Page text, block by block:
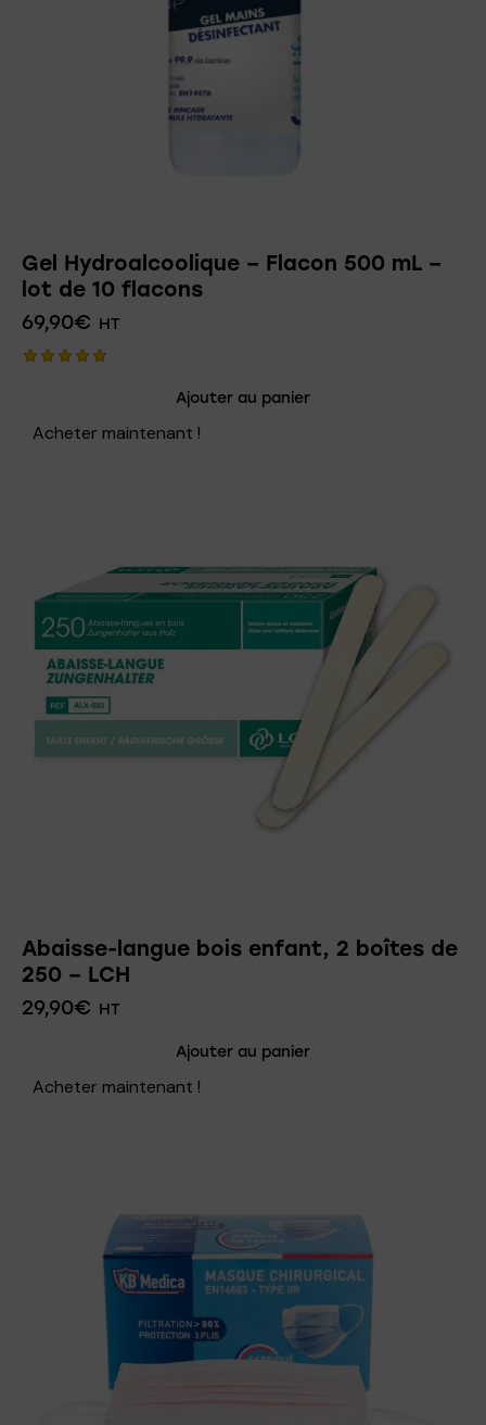
Gel Hydroalcoolique – Flacon 500 mL –
lot de 10 flacons
69,90€ HT
Ajouter au panier
Acheter maintenant !
Abaisse-langue bois enfant, 2 boîtes de
250 – LCH
29,90€ HT
Ajouter au panier
Acheter maintenant !